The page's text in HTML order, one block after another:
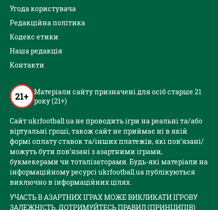
Угода користувача
Редакційна політика
Кодекс етики
Наша редакція
Контакти
21+ Матеріали сайту призначені для осіб старше 21
року (21+)
Сайт ukrfootball.ua не проводить ігри на реальні та/або
віртуальні гроші, також сайт не приймає ні в якій
формі оплату ставок та/інших платежів, які пов’язані/
можуть бути пов’язані з азартними іграми,
букмекерами чи тоталізаторами. Будь-які матеріали на
інформаційному ресурсі ukrfootball.ua публікуються
виключно в інформаційних цілях.
УЧАСТЬ В АЗАРТНИХ ІГРАХ МОЖЕ ВИКЛИКАТИ ІГРОВУ
ЗАЛЕЖНІСТЬ. ДОТРИМУЙТЕСЬ ПРАВИЛ (ПРИНЦИПІВ)